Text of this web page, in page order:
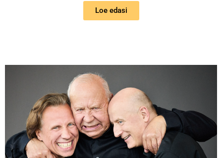
Loe edasi